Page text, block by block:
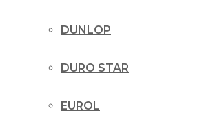
DUNLOP
DURO STAR
EUROL